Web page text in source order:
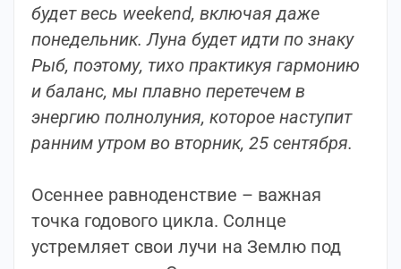
будет весь weekend, включая даже
понедельник. Луна будет идти по знаку
Рыб, поэтому, тихо практикуя гармонию
и баланс, мы плавно перетечем в
энергию полнолуния, которое наступит
ранним утром во вторник, 25 сентября.
Осеннее равноденствие – важная
точка годового цикла. Солнце
устремляет свои лучи на Землю под